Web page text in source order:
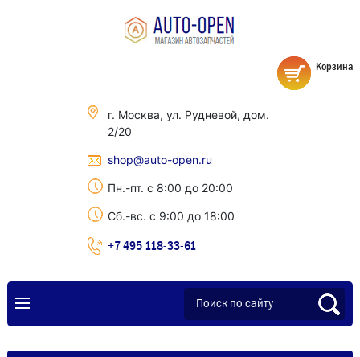
г. Москва, ул. Рудневой, дом.
2/20
shop@auto-open.ru
Пн.-пт. с 8:00 до 20:00
Сб.-вс. с 9:00 до 18:00
+7 495 118-33-61
Корзина